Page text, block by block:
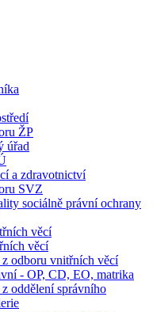
ŽP
úřad
a zdravotnictví
SVZ
sociálně právní ochrany
věcí
věcí
odboru vnitřních věcí
- OP, CD, EO, matrika
oddělení správního